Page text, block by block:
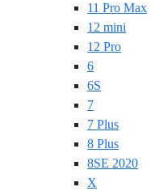
11 Pro Max
12 mini
12 Pro
6
6S
7
7 Plus
8 Plus
8SE 2020
X